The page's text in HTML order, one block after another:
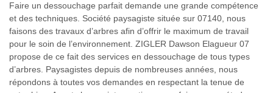
Faire un dessouchage parfait demande une grande compétence
et des techniques. Société paysagiste située sur 07140, nous
faisons des travaux d’arbres afin d’offrir le maximum de travail
pour le soin de l’environnement. ZIGLER Dawson Elagueur 07
propose de ce fait des services en dessouchage de tous types
d’arbres. Paysagistes depuis de nombreuses années, nous
répondons à toutes vos demandes en respectant la tenue de